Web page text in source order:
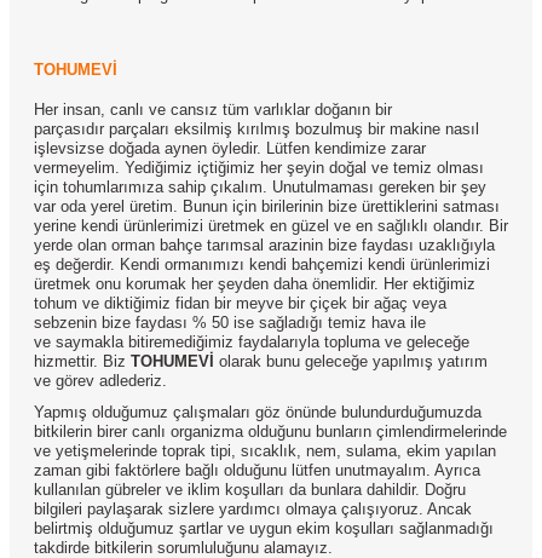
TOHUMEVİ
Her insan, canlı ve cansız tüm varlıklar doğanın bir
parçasıdır parçaları eksilmiş kırılmış bozulmuş bir makine nasıl
işlevsizse doğada aynen öyledir. Lütfen kendimize zarar
vermeyelim. Yediğimiz içtiğimiz her şeyin doğal ve temiz olması
için tohumlarımıza sahip çıkalım. Unutulmaması gereken bir şey
var oda yerel üretim. Bunun için birilerinin bize ürettiklerini satması
yerine kendi ürünlerimizi üretmek en güzel ve en sağlıklı olandır. Bir
yerde olan orman bahçe tarımsal arazinin bize faydası uzaklığıyla
eş değerdir. Kendi ormanımızı kendi bahçemizi kendi ürünlerimizi
üretmek onu korumak her şeyden daha önemlidir. Her ektiğimiz
tohum ve diktiğimiz fidan bir meyve bir çiçek bir ağaç veya
sebzenin bize faydası % 50 ise sağladığı temiz hava ile
ve saymakla bitiremediğimiz faydalarıyla topluma ve geleceğe
hizmettir. Biz TOHUMEVİ olarak bunu geleceğe yapılmış yatırım
ve görev adlederiz.
Yapmış olduğumuz çalışmaları göz önünde bulundurduğumuzda
bitkilerin birer canlı organizma olduğunu bunların çimlendirmelerinde
ve yetişmelerinde toprak tipi, sıcaklık, nem, sulama, ekim yapılan
zaman gibi faktörlere bağlı olduğunu lütfen unutmayalım. Ayrıca
kullanılan gübreler ve iklim koşulları da bunlara dahildir. Doğru
bilgileri paylaşarak sizlere yardımcı olmaya çalışıyoruz. Ancak
belirtmiş olduğumuz şartlar ve uygun ekim koşulları sağlanmadığı
takdirde bitkilerin sorumluluğunu alamayız.